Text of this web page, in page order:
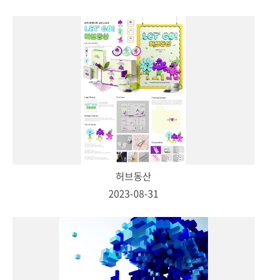
허브동산
2023-08-31